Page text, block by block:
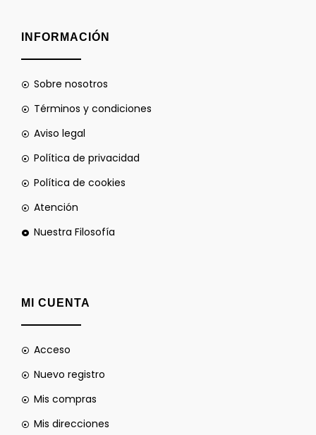
INFORMACIÓN
Sobre nosotros
Términos y condiciones
Aviso legal
Política de privacidad
Política de cookies
Atención
Nuestra Filosofía
MI CUENTA
Acceso
Nuevo registro
Mis compras
Mis direcciones